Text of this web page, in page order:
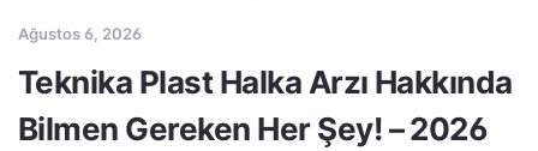
Ağustos 6, 2026
Teknika Plast Halka Arzı Hakkında
Bilmen Gereken Her Şey! – 2026